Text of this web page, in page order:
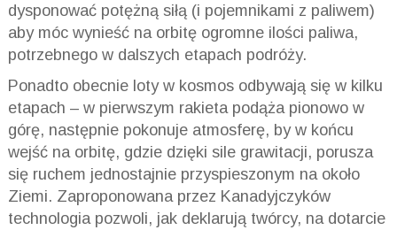
dysponować potężną siłą (i pojemnikami z paliwem)
aby móc wynieść na orbitę ogromne ilości paliwa,
potrzebnego w dalszych etapach podróży.
Ponadto obecnie loty w kosmos odbywają się w kilku
etapach – w pierwszym rakieta podąża pionowo w
górę, następnie pokonuje atmosferę, by w końcu
wejść na orbitę, gdzie dzięki sile grawitacji, porusza
się ruchem jednostajnie przyspieszonym na około
Ziemi. Zaproponowana przez Kanadyjczyków
technologia pozwoli, jak deklarują twórcy, na dotarcie